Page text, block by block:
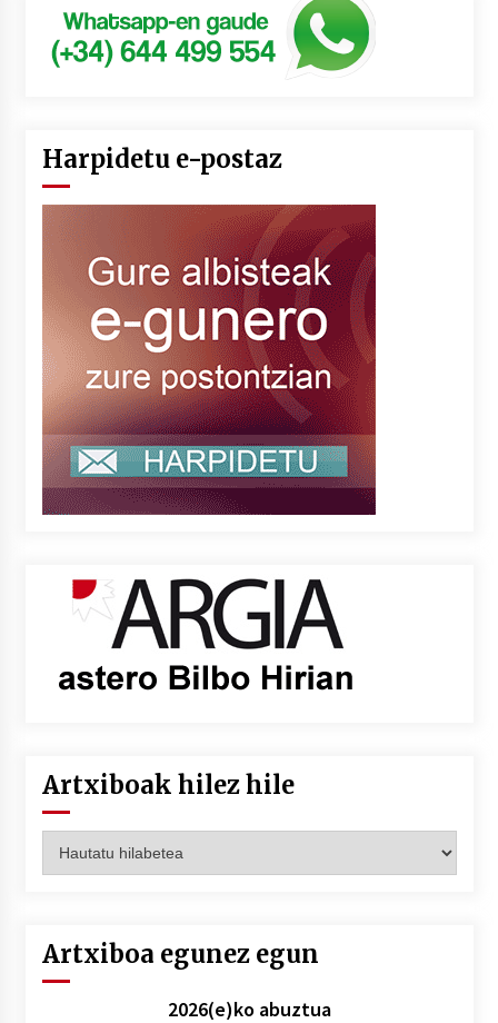
Harpidetu e-postaz
Artxiboak hilez hile
hilez
Artxiboa egunez egun
2026(e)ko abuztua